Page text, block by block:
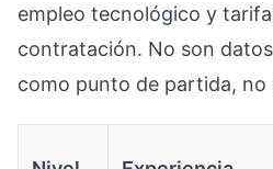
empleo tecnológico y
contratación. No son
como punto de partida, no